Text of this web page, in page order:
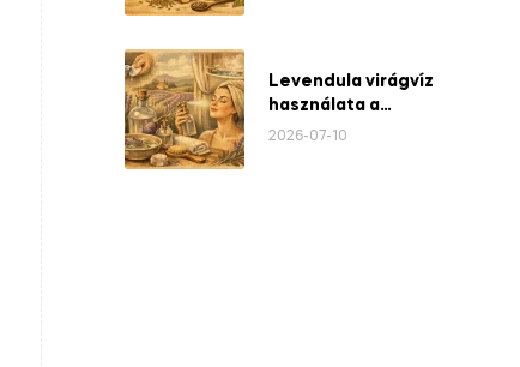
Levendula virágvíz
használata a
mindennapokban
2026-07-10